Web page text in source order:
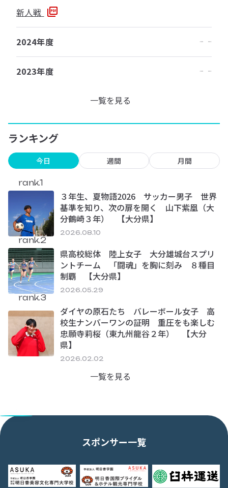
新人戦
2024年度
2023年度
一覧を見る
ランキング
今日 週間 月間
rank.1
３年生、夏物語2026 サッカー男子 世界
基準を知り、次の扉を開く 山下紫凰（大
分鶴崎３年） 【大分県】
2026.08.10
rank.2
県高校総体 陸上女子 大分雄城台スプリ
ントチーム 「闘魂」を胸に刻み ８種目
制覇 【大分県】
2026.05.29
rank.3
ダイヤの原石たち バレーボール女子 高
校生ナンバーワンの証明 重圧をも楽しむ
忠願寺莉桜（東九州龍谷２年） 【大分
県】
2026.02.02
一覧を見る
スポンサー一覧